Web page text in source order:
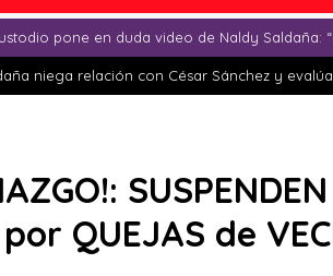
pone en duda video de Naldy Saldaña:
niega relación con César Sánchez y
por QUEJAS de